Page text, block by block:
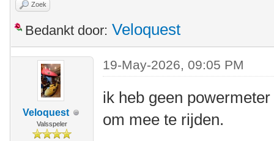
Zoek
Bedankt door: Veloquest
Veloquest
Valsspeler
19-May-2026, 09:05 PM
ik heb geen
om mee te rijden.